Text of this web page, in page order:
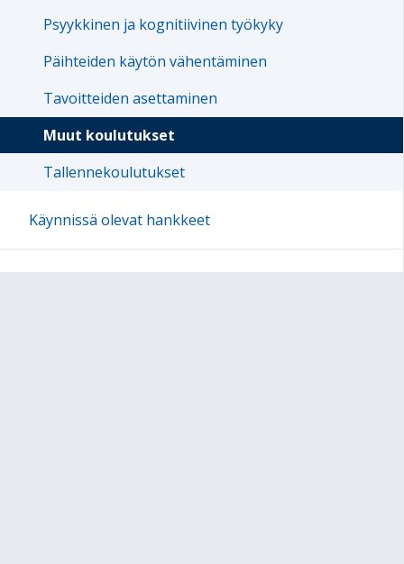
Psyykkinen ja kognitiivinen työkyky
Päihteiden käytön vähentäminen
Tavoitteiden asettaminen
Muut koulutukset
Tallennekoulutukset
Käynnissä olevat hankkeet
Materiaalikirjasto